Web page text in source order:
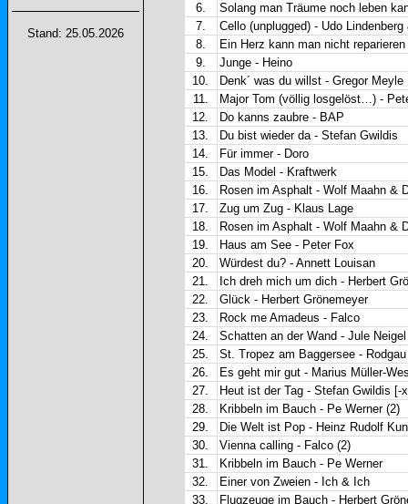
Stand: 25.05.2026
6.
Solang man Träume noch leben
7.
Cello (unplugged) - Udo Lindenberg
8.
Ein Herz kann man nicht
9.
Junge - Heino
10.
Denk´ was du willst - Gregor Meyle
11.
Major Tom (völlig losgelöst…) -
12.
Do kanns zaubre - BAP
13.
Du bist wieder da - Stefan Gwildis
14.
Für immer - Doro
15.
Das Model - Kraftwerk
16.
Rosen im Asphalt - Wolf Maahn &
17.
Zug um Zug - Klaus Lage
18.
Rosen im Asphalt - Wolf Maahn &
19.
Haus am See - Peter Fox
20.
Würdest du? - Annett Louisan
21.
Ich dreh mich um dich - Herbert
22.
Glück - Herbert Grönemeyer
23.
Rock me Amadeus - Falco
24.
Schatten an der Wand - Jule
25.
St. Tropez am Baggersee -
26.
Es geht mir gut - Marius Müller-
27.
Heut ist der Tag - Stefan Gwildis [-
28.
Kribbeln im Bauch - Pe Werner (2)
29.
Die Welt ist Pop - Heinz Rudolf
30.
Vienna calling - Falco (2)
31.
Kribbeln im Bauch - Pe Werner
32.
Einer von Zweien - Ich & Ich
33.
Flugzeuge im Bauch - Herbert